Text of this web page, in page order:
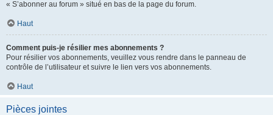
« S’abonner au forum » situé en bas de la page du forum.
Haut
Comment puis-je résilier mes abonnements ?
Pour résilier vos abonnements, veuillez vous rendre dans le panneau de
contrôle de l’utilisateur et suivre le lien vers vos abonnements.
Haut
Pièces jointes